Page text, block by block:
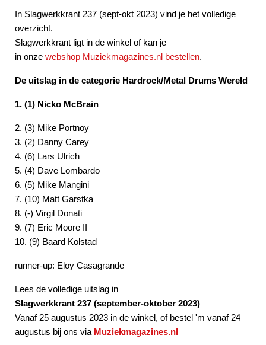
In Slagwerkkrant 237 (sept-okt 2023) vind je het volledige
overzicht.
Slagwerkkrant ligt in de winkel of kan je
in onze webshop Muziekmagazines.nl bestellen.
De uitslag in de categorie Hardrock/Metal Drums Wereld
1. (1) Nicko McBrain
2. (3) Mike Portnoy
3. (2) Danny Carey
4. (6) Lars Ulrich
5. (4) Dave Lombardo
6. (5) Mike Mangini
7. (10) Matt Garstka
8. (-) Virgil Donati
9. (7) Eric Moore II
10. (9) Baard Kolstad
runner-up: Eloy Casagrande
Lees de volledige uitslag in
Slagwerkkrant 237 (september-oktober 2023)
Vanaf 25 augustus 2023 in de winkel, of bestel 'm vanaf 24
augustus bij ons via Muziekmagazines.nl